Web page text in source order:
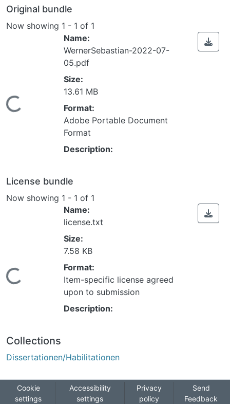
Original bundle
Now showing 1 - 1 of 1
Name:
WernerSebastian-2022-07-
05.pdf
Size:
13.61 MB
Format:
Adobe Portable Document
Format
Description:
License bundle
Now showing 1 - 1 of 1
Name:
license.txt
Size:
7.58 KB
Format:
Item-specific license agreed
upon to submission
Description:
Collections
Dissertationen/Habilitationen
Cookie
settings
Accessibility
settings
Privacy
policy
Send
Feedback